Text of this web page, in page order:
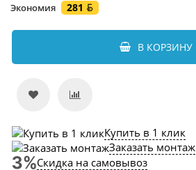
Экономия 281
В КОРЗИНУ
Купить в 1 клик
Заказать монтаж
Скидка на самовывоз